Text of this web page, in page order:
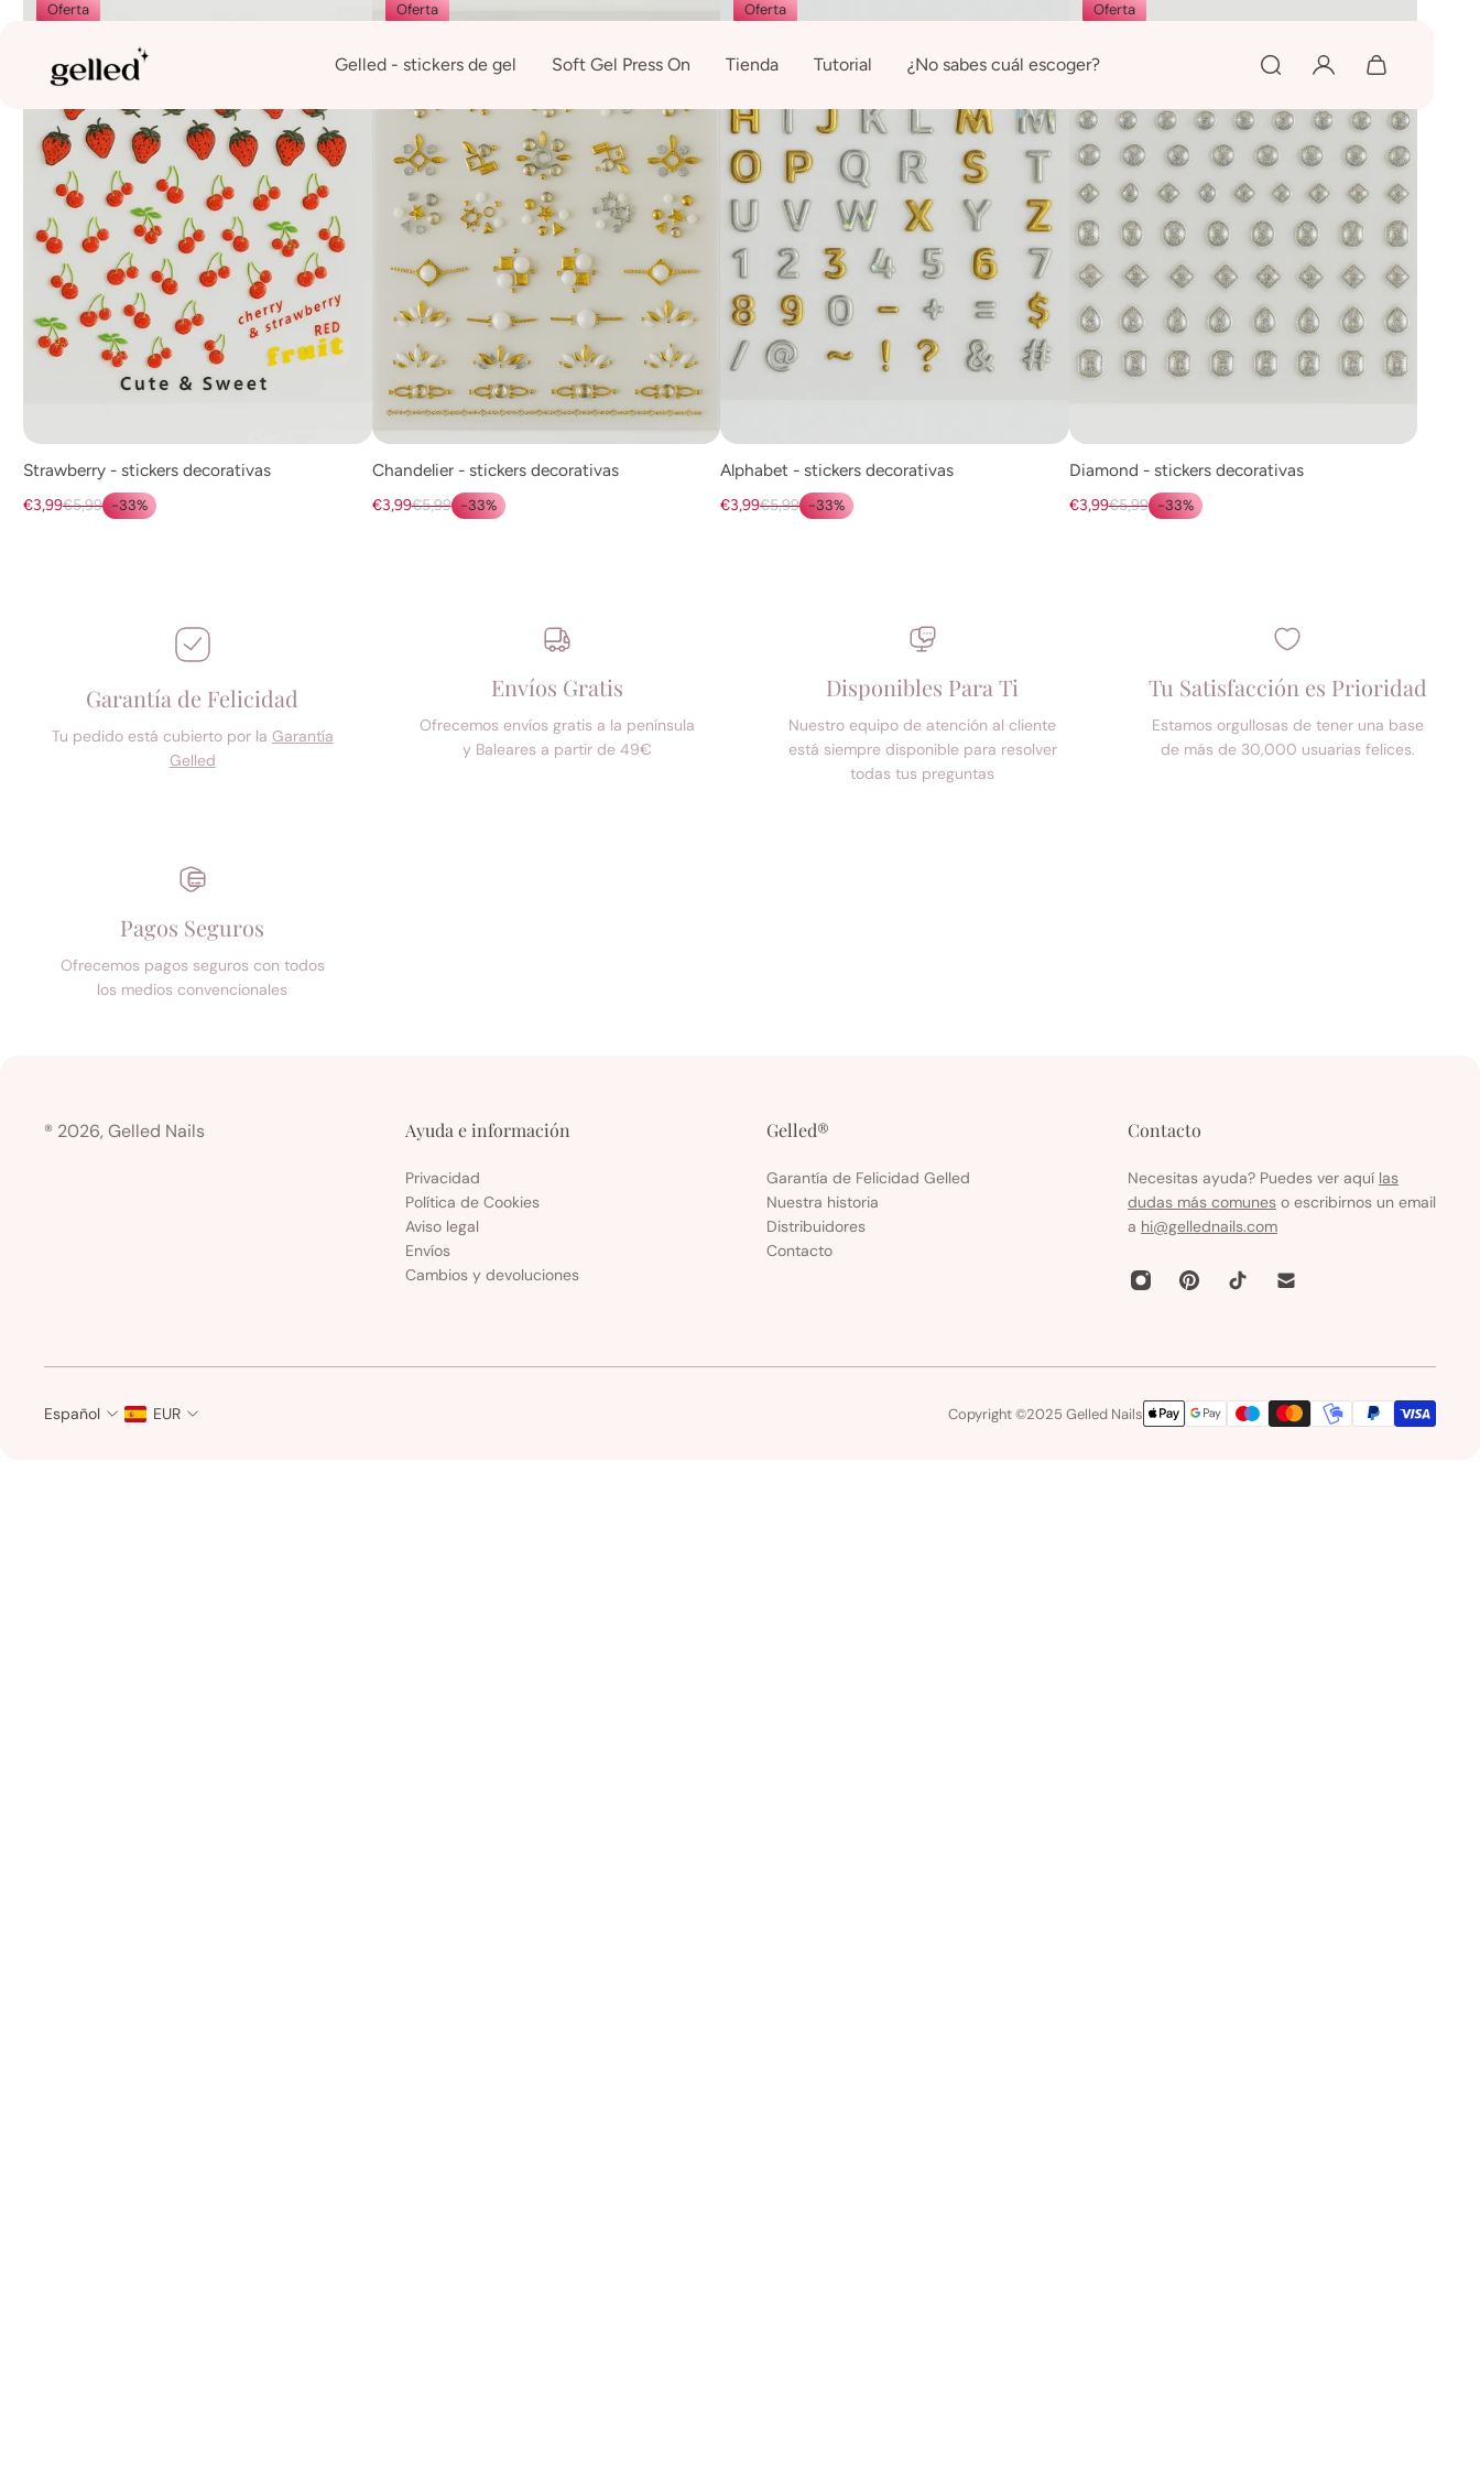
Gelled - stickers de gel Soft Gel Press On Tienda Tutorial ¿No sabes cuál escoger?
Agregar al carrito
Oferta
Strawberry - stickers decorativas
€3,99€5,99 -33%
Agregar al carrito
Oferta
Chandelier - stickers decorativas
€3,99€5,99 -33%
Agregar al carrito
Oferta
Alphabet - stickers decorativas
€3,99€5,99 -33%
Agregar al carrito
Oferta
Diamond - stickers decorativas
€3,99€5,99 -33%
Garantía de Felicidad
Tu pedido está cubierto por la Garantía
Gelled
Envíos Gratis
Ofrecemos envíos gratis a la península
y Baleares a partir de 49€
Disponibles Para Ti
Nuestro equipo de atención al cliente
está siempre disponible para resolver
todas tus preguntas
Tu Satisfacción es Prioridad
Estamos orgullosas de tener una base
de más de 30,000 usuarias felices.
Pagos Seguros
Ofrecemos pagos seguros con todos
los medios convencionales
® 2026, Gelled Nails Ayuda e información
Privacidad
Política de Cookies
Aviso legal
Envíos
Cambios y devoluciones
Gelled®
Garantía de Felicidad Gelled
Nuestra historia
Distribuidores
Contacto
Contacto
Necesitas ayuda? Puedes ver aquí las
dudas más comunes o escribirnos un email
a hi@gellednails.com
Español EUR Copyright ©2025 Gelled Nails